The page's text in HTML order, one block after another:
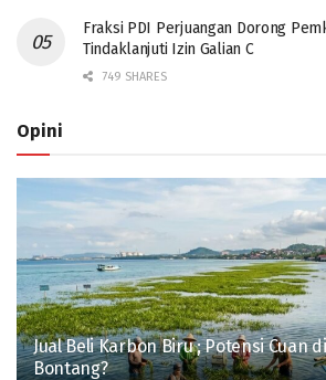
Fraksi PDI Perjuangan Dorong
Tindaklanjuti Izin Galian C
749 SHARES
Opini
Jual Beli Karbon Biru ; Potensi Cuan
Bontang?